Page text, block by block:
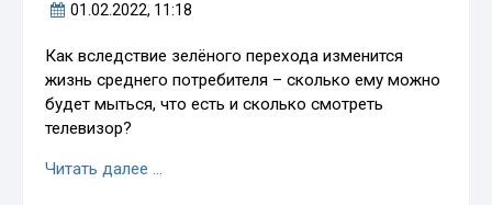
01.02.2022, 11:18
Как вследствие зелёного перехода изменится
жизнь среднего потребителя – сколько ему можно
будет мыться, что есть и сколько смотреть
телевизор?
Читать далее …